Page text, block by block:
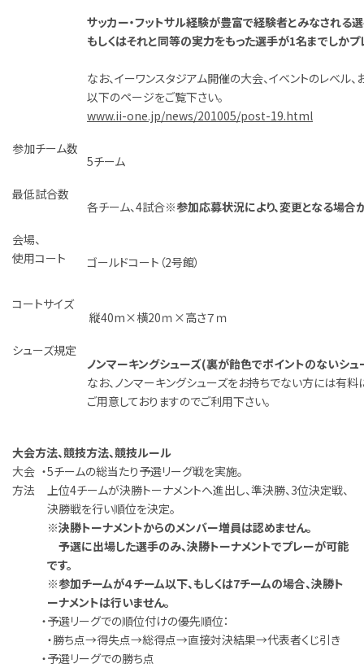
サッカー・フットサル経験が豊富で経験者とみなされる選
もしくはそれと同等の実力をもった選手が1名までしかプ
なお、イーワンスタジアム開催の大会、イベントのレベル
以下のページをご覧下さい。
www.ii-one.jp/news/201005/post-19.html
参加チーム数
5チーム
最低試合数
各チーム、4試合※参加応募状況により、変更となる場合
会場、
使用コート
ゴールドコート（2号館）
コートサイズ
縦40m×横20ｍ×高さ７ｍ
シューズ規定
ノンマーキングシューズ(裏が飴色でポイントのないシュ
なお、ノンマーキングシューズをお持ちでない方には有料
ご用意しておりますのでご利用下さい。
大会方法、競技方法、競技ルール
大会
方法
・5チームの総当たり予選リーグ戦を実施。
上位4チームが決勝トーナメントへ進出し、準決勝、3位決定戦、
決勝戦を行い順位を決定。
※決勝トーナメントからのメンバー増員は認めません。
予選に出場した選手のみ、決勝トーナメントでプレーが可能
です。
※参加チームが４チーム以下、もしくは7チームの場合、決勝ト
ーナメントは行いません。
・予選リーグでの順位付けの優先順位：
・勝ち点→得失点→総得点→直接対決結果→代表者くじ引き
・予選リーグでの勝ち点